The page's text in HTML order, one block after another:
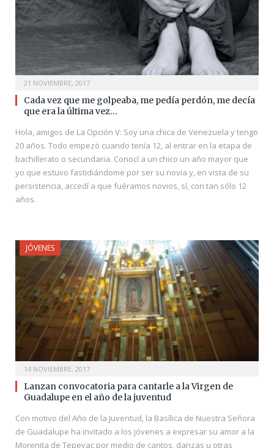
21 NOVIEMBRE, 2017
Cada vez que me golpeaba, me pedía perdón, me decía
que era la última vez…
Hola, amigos de La Opción V: Soy una chica de Venezuela y tengo
20 años. Todo empezó cuando tenía 12, al entrar en la etapa de
bachillerato o secundaria. Conocí a un chico un año mayor que
yo que estuvo fastidiándome por ser su novia y, en vista de su
persistencia, accedí a que fuéramos novios, sí, con tan sólo 12
años.
JÓVENES
14 NOVIEMBRE, 2017
Lanzan convocatoria para cantarle a la Virgen de
Guadalupe en el año de la juventud
Con motivo del Año de la Juventud, la Basílica de Nuestra Señora
de Guadalupe ha invitado a los jóvenes a expresar su amor a la
Morenita de Tepeyac por medio de cantos, danzas u otras